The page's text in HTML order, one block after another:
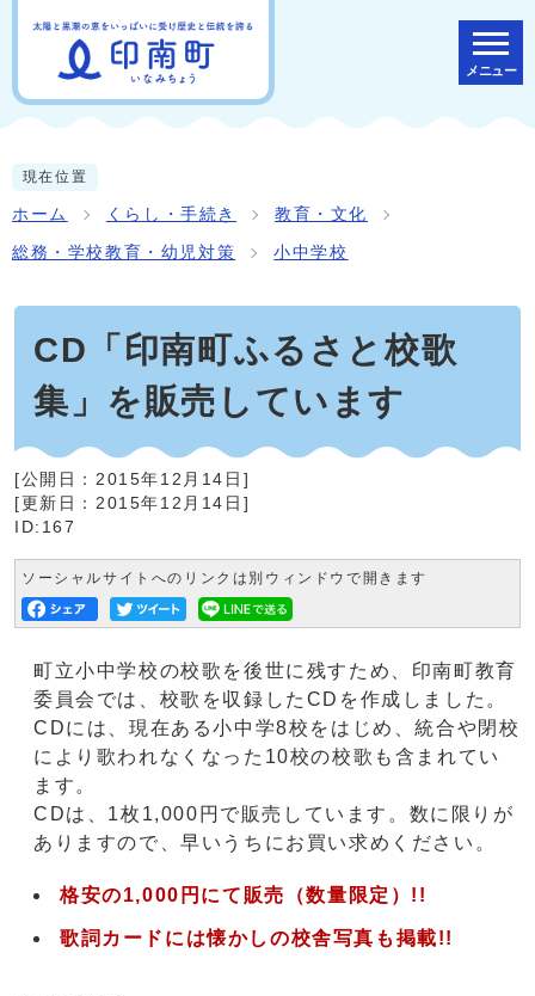
メニュー
現在位置
ホーム くらし・手続き 教育・文化
総務・学校教育・幼児対策 小中学校
CD「印南町ふるさと校歌
集」を販売しています
[公開日： 2015年12月14日 ]
[更新日： 2015年12月14日 ]
ID:167
ソーシャルサイトへのリンクは別ウィンドウで開きます
町立小中学校の校歌を後世に残すため、印南町教育
委員会では、校歌を収録したCDを作成しました。
CDには、現在ある小中学8校をはじめ、統合や閉校
により歌われなくなった10校の校歌も含まれてい
ます。
CDは、1枚1,000円で販売しています。数に限りが
ありますので、早いうちにお買い求めください。
格安の1,000円にて販売（数量限定）!!
歌詞カードには懐かしの校舎写真も掲載!!